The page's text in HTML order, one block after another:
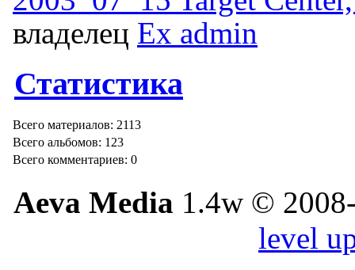
владелец Ex admin
Статистика
Всего материалов: 2113
Всего альбомов: 123
Всего комментариев: 0
Aeva Media 1.4w ©
level